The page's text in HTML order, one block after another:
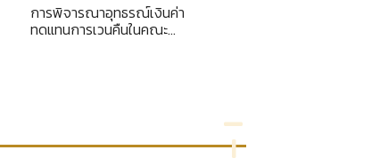
การพิจารณาอุทธรณ์เงินค่า
ทดแทนการเวนคืนในคณะ